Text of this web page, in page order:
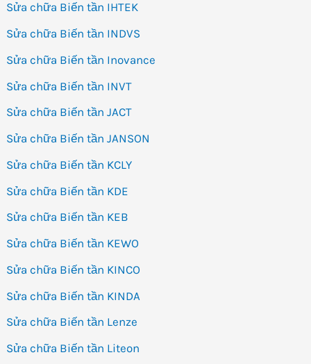
Sửa chữa Biến tần IHTEK
Sửa chữa Biến tần INDVS
Sửa chữa Biến tần Inovance
Sửa chữa Biến tần INVT
Sửa chữa Biến tần JACT
Sửa chữa Biến tần JANSON
Sửa chữa Biến tần KCLY
Sửa chữa Biến tần KDE
Sửa chữa Biến tần KEB
Sửa chữa Biến tần KEWO
Sửa chữa Biến tần KINCO
Sửa chữa Biến tần KINDA
Sửa chữa Biến tần Lenze
Sửa chữa Biến tần Liteon